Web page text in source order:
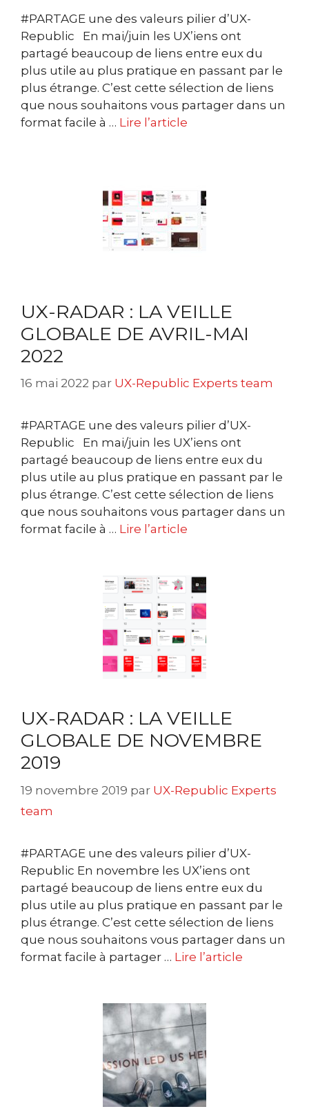
#PARTAGE une des valeurs pilier d’UX-
Republic En mai/juin les UX’iens ont
partagé beaucoup de liens entre eux du
plus utile au plus pratique en passant par le
plus étrange. C’est cette sélection de liens
que nous souhaitons vous partager dans un
format facile à … Lire l’article
UX-RADAR : LA VEILLE
GLOBALE DE AVRIL-MAI
2022
16 mai 2022 par UX-Republic Experts team
#PARTAGE une des valeurs pilier d’UX-
Republic En mai/juin les UX’iens ont
partagé beaucoup de liens entre eux du
plus utile au plus pratique en passant par le
plus étrange. C’est cette sélection de liens
que nous souhaitons vous partager dans un
format facile à … Lire l’article
UX-RADAR : LA VEILLE
GLOBALE DE NOVEMBRE
2019
19 novembre 2019 par UX-Republic Experts
team
#PARTAGE une des valeurs pilier d’UX-
Republic En novembre les UX’iens ont
partagé beaucoup de liens entre eux du
plus utile au plus pratique en passant par le
plus étrange. C’est cette sélection de liens
que nous souhaitons vous partager dans un
format facile à partager … Lire l’article